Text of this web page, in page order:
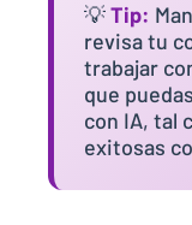
💡Tip:
revisa tu
trabajar
que
con IA, tal
exitosas